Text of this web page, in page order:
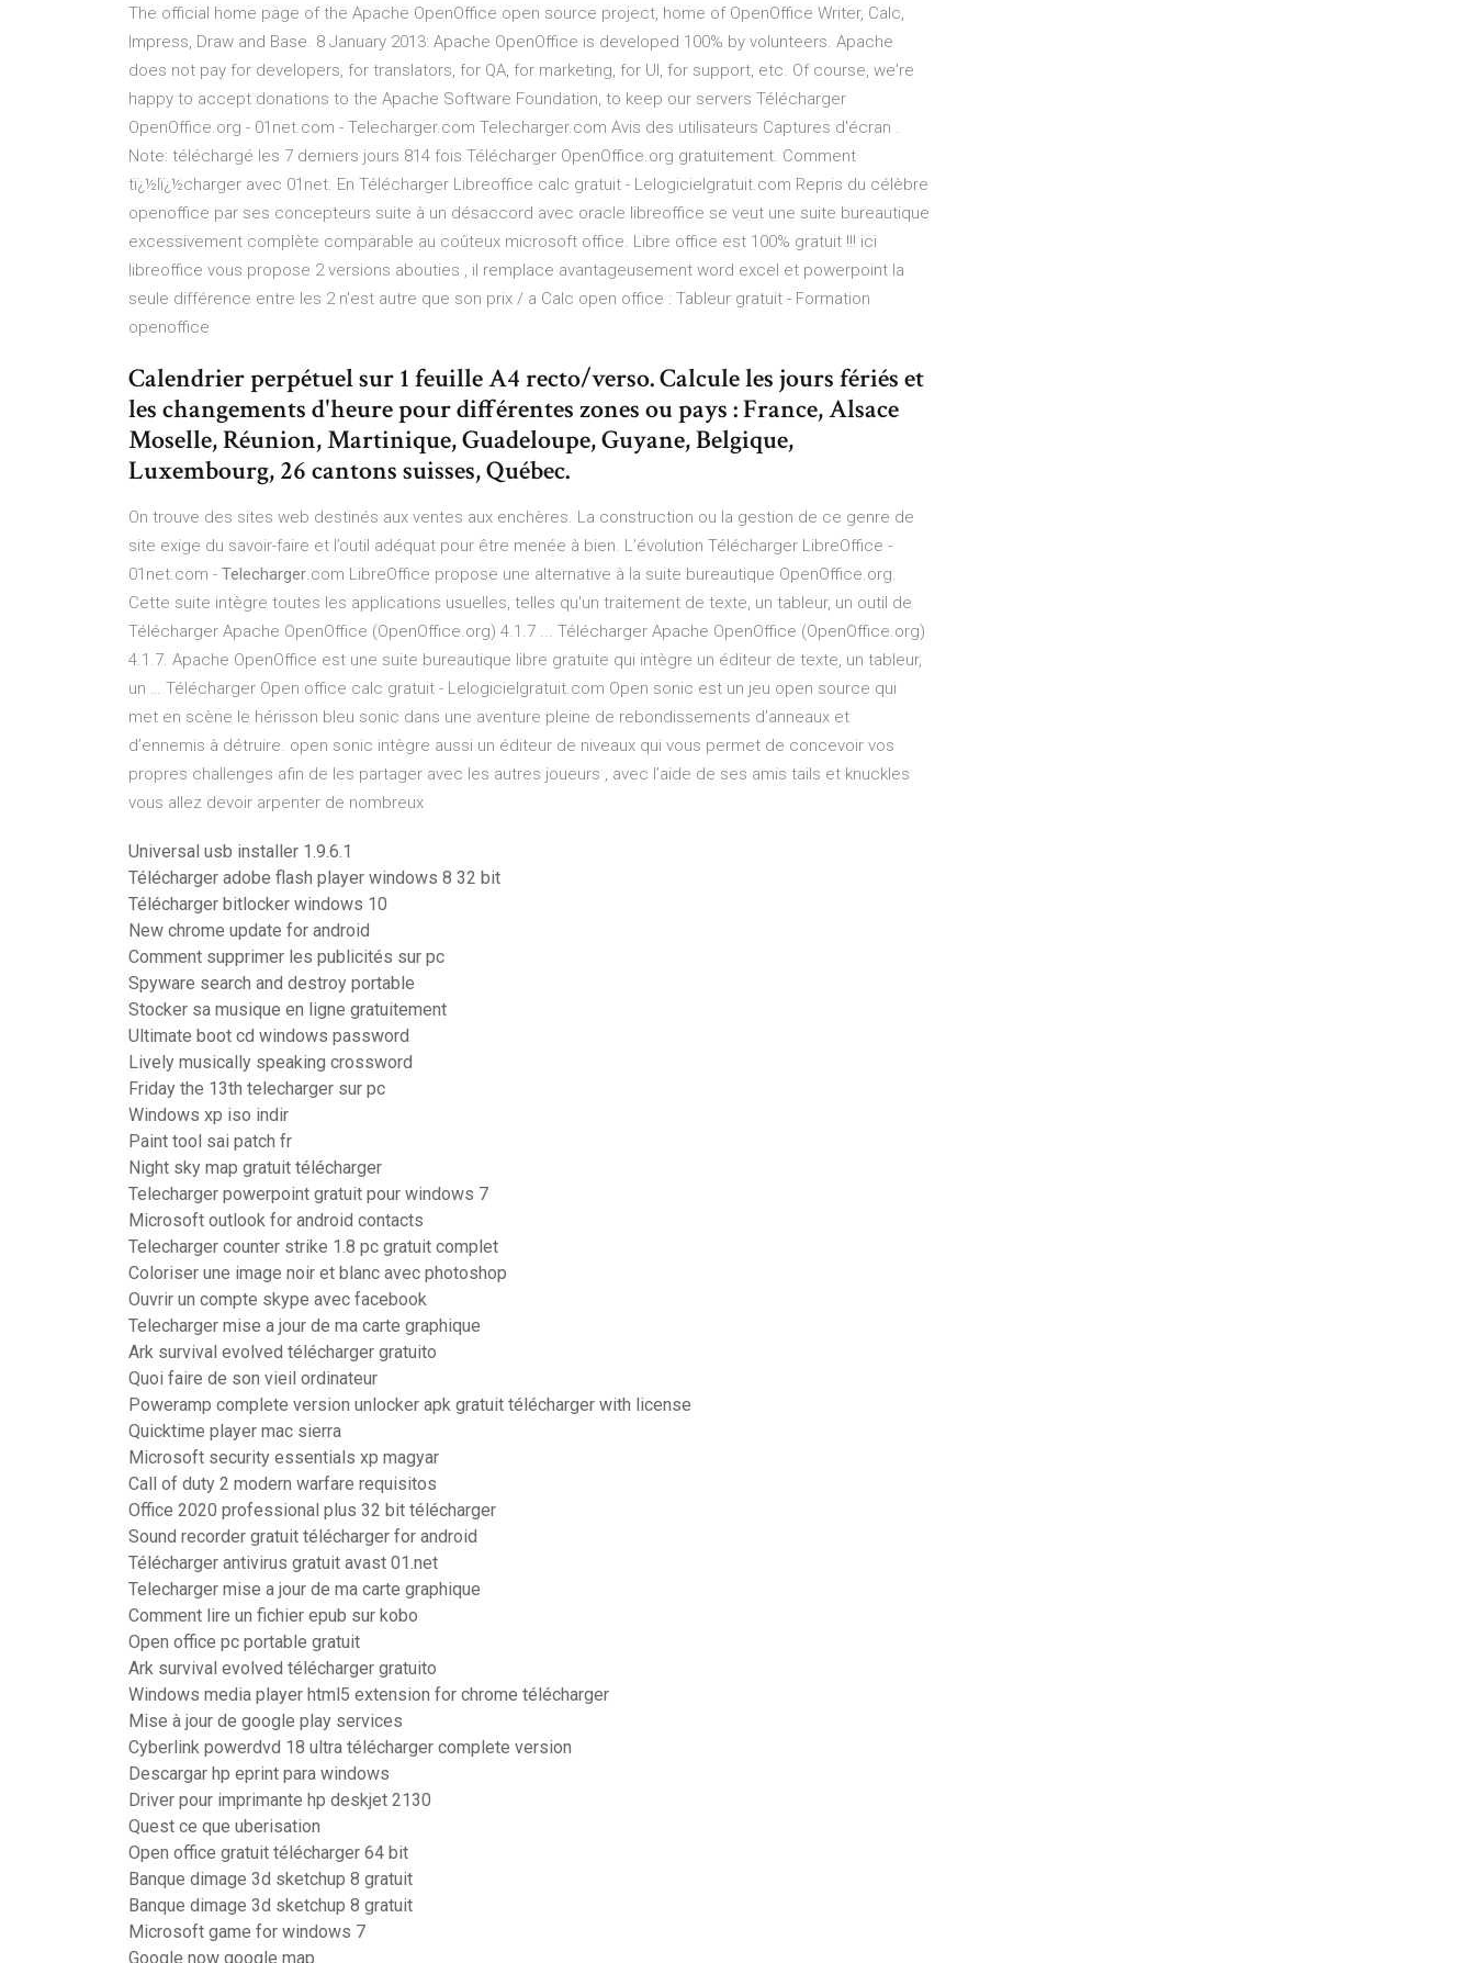
The official home page of the Apache OpenOffice open source project, home of OpenOffice Writer, Calc,
Impress, Draw and Base. 8 January 2013: Apache OpenOffice is developed 100% by volunteers. Apache
does not pay for developers, for translators, for QA, for marketing, for UI, for support, etc. Of course, we're
happy to accept donations to the Apache Software Foundation, to keep our servers Télécharger
OpenOffice.org - 01net.com - Telecharger.com Telecharger.com Avis des utilisateurs Captures d'écran .
Note: téléchargé les 7 derniers jours 814 fois Télécharger OpenOffice.org gratuitement. Comment
tï¿½lï¿½charger avec 01net. En Télécharger Libreoffice calc gratuit - Lelogicielgratuit.com Repris du célèbre
openoffice par ses concepteurs suite à un désaccord avec oracle libreoffice se veut une suite bureautique
excessivement complète comparable au coûteux microsoft office. Libre office est 100% gratuit !!! ici
libreoffice vous propose 2 versions abouties , il remplace avantageusement word excel et powerpoint la
seule différence entre les 2 n'est autre que son prix / a Calc open office : Tableur gratuit - Formation
openoffice
Calendrier perpétuel sur 1 feuille A4 recto/verso. Calcule les jours fériés et
les changements d'heure pour différentes zones ou pays : France, Alsace
Moselle, Réunion, Martinique, Guadeloupe, Guyane, Belgique,
Luxembourg, 26 cantons suisses, Québec.
On trouve des sites web destinés aux ventes aux enchères. La construction ou la gestion de ce genre de
site exige du savoir-faire et l’outil adéquat pour être menée à bien. L’évolution Télécharger LibreOffice -
01net.com - Telecharger.com LibreOffice propose une alternative à la suite bureautique OpenOffice.org.
Cette suite intègre toutes les applications usuelles, telles qu'un traitement de texte, un tableur, un outil de
Télécharger Apache OpenOffice (OpenOffice.org) 4.1.7 ... Télécharger Apache OpenOffice (OpenOffice.org)
4.1.7. Apache OpenOffice est une suite bureautique libre gratuite qui intègre un éditeur de texte, un tableur,
un … Télécharger Open office calc gratuit - Lelogicielgratuit.com Open sonic est un jeu open source qui
met en scène le hérisson bleu sonic dans une aventure pleine de rebondissements d’anneaux et
d’ennemis à détruire. open sonic intègre aussi un éditeur de niveaux qui vous permet de concevoir vos
propres challenges afin de les partager avec les autres joueurs , avec l’aide de ses amis tails et knuckles
vous allez devoir arpenter de nombreux
Universal usb installer 1.9.6.1
Télécharger adobe flash player windows 8 32 bit
Télécharger bitlocker windows 10
New chrome update for android
Comment supprimer les publicités sur pc
Spyware search and destroy portable
Stocker sa musique en ligne gratuitement
Ultimate boot cd windows password
Lively musically speaking crossword
Friday the 13th telecharger sur pc
Windows xp iso indir
Paint tool sai patch fr
Night sky map gratuit télécharger
Telecharger powerpoint gratuit pour windows 7
Microsoft outlook for android contacts
Telecharger counter strike 1.8 pc gratuit complet
Coloriser une image noir et blanc avec photoshop
Ouvrir un compte skype avec facebook
Telecharger mise a jour de ma carte graphique
Ark survival evolved télécharger gratuito
Quoi faire de son vieil ordinateur
Poweramp complete version unlocker apk gratuit télécharger with license
Quicktime player mac sierra
Microsoft security essentials xp magyar
Call of duty 2 modern warfare requisitos
Office 2020 professional plus 32 bit télécharger
Sound recorder gratuit télécharger for android
Télécharger antivirus gratuit avast 01.net
Telecharger mise a jour de ma carte graphique
Comment lire un fichier epub sur kobo
Open office pc portable gratuit
Ark survival evolved télécharger gratuito
Windows media player html5 extension for chrome télécharger
Mise à jour de google play services
Cyberlink powerdvd 18 ultra télécharger complete version
Descargar hp eprint para windows
Driver pour imprimante hp deskjet 2130
Quest ce que uberisation
Open office gratuit télécharger 64 bit
Banque dimage 3d sketchup 8 gratuit
Banque dimage 3d sketchup 8 gratuit
Microsoft game for windows 7
Google now google map